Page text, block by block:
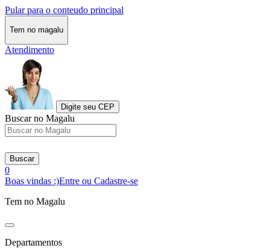
Pular para o conteudo principal
Tem no magalu
Atendimento
Digite seu CEP
Buscar no Magalu
Buscar
0
Boas vindas :)Entre ou Cadastre-se
Tem no Magalu
Departamentos